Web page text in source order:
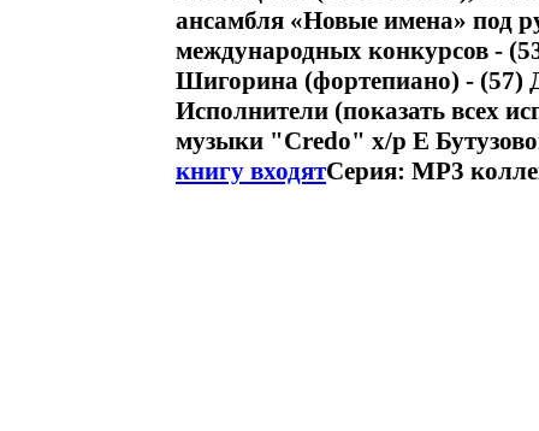
ансамбля «Новые имена» под
международных конкурсов -
Шигорина (фортепиано) - (57)
Исполнители (показать всех
музыки "Credo" х/р Е
книгу входятСерия: MP3